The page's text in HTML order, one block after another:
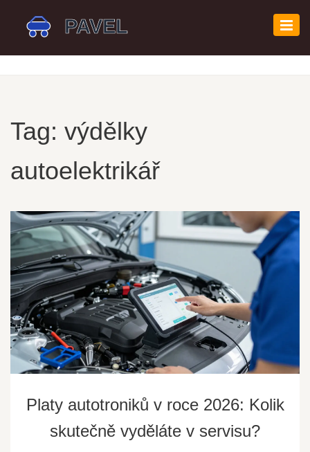
Tag: výdělky
autoelektrikář
Platy autotroniků v roce 2026: Kolik
skutečně vyděláte v servisu?